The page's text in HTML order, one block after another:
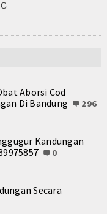
Aborsi Cod
Di Bandung
296
Kandungan
0
Secara